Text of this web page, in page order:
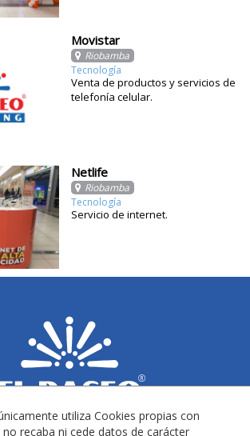
Movistar
Riobamba
Tecnología
Venta de productos y servicios de
telefonía celular.
Netlife
Riobamba
Tecnología
Servicio de internet.
utiliza Cookies propias con
recaba ni cede datos de carácter